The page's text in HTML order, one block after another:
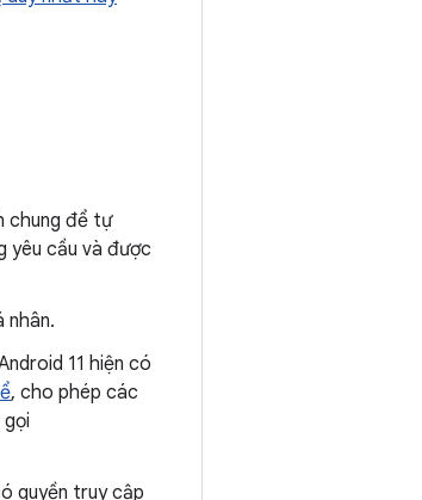
chung để tự
yêu cầu và được
nhân.
11 hiện có
, cho phép các
quyền truy cập